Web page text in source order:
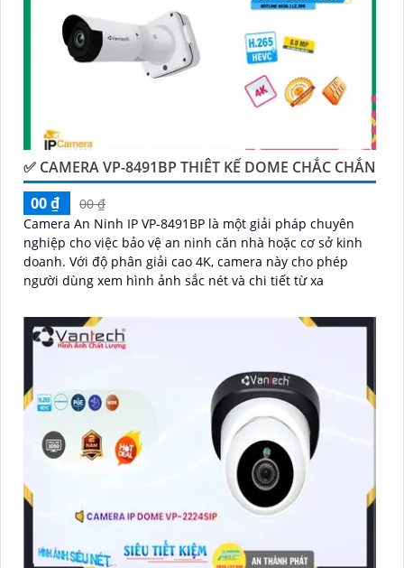
✅ CAMERA VP-8491BP THIÊT KẾ DOME CHẮC CHẮN
00 ₫
00 ₫
Camera An Ninh IP VP-8491BP là một giải pháp chuyên
nghiệp cho việc bảo vệ an ninh căn nhà hoặc cơ sở kinh
doanh. Với độ phân giải cao 4K, camera này cho phép
người dùng xem hình ảnh sắc nét và chi tiết từ xa